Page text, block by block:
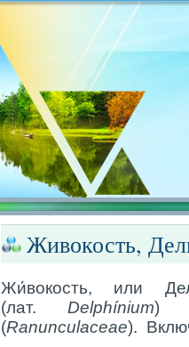
Живокость,
Жи́вокость, или
(лат.Delphínium)
(Ranunculaceae).